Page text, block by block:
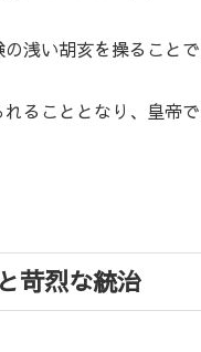
浅い胡亥を操ること
ることとなり、皇帝
苛烈な統治